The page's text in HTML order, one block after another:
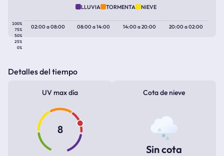
LLUVIA TORMENTA NIEVE
100%
75%
50%
25%
0%
02:00a08:00 08:00a14:00 14:00a20:00 20:00a02:00
Detalles del tiempo
UV max día
8
Cota de nieve
Sin cota